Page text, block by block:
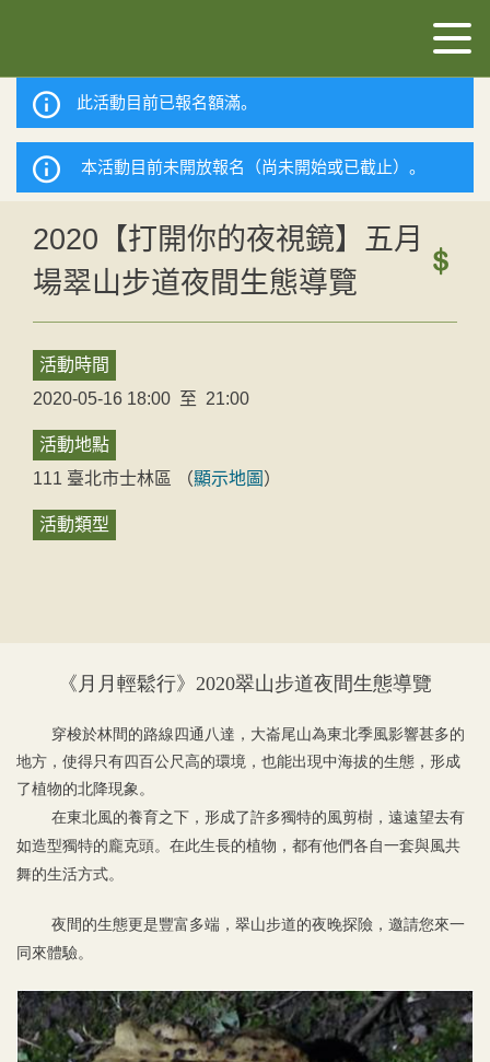
此活動目前已報名額滿。
本活動目前未開放報名（尚未開始或已截止）。
2020【打開你的夜視鏡】五月
場翠山步道夜間生態導覽
活動時間
2020-05-16 18:00 至 21:00
活動地點
111 臺北市士林區 （顯示地圖 ）
活動類型
《月月輕鬆行》2020翠山步道夜間生態導覽
穿梭於林間的路線四通八達，大崙尾山為東北季風影響甚多的
地方，使得只有四百公尺高的環境，也能出現中海拔的生態，形成
了植物的北降現象。
在東北風的養育之下，形成了許多獨特的風剪樹，遠遠望去有
如造型獨特的龐克頭。在此生長的植物，都有他們各自一套與風共
舞的生活方式。
夜間的生態更是豐富多端，翠山步道的夜晚探險，邀請您來一
同來體驗。